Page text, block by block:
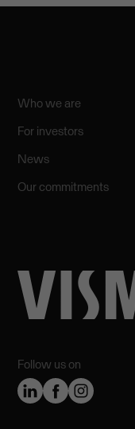
Follow us on
Who we are
For investors
News
Our commitments